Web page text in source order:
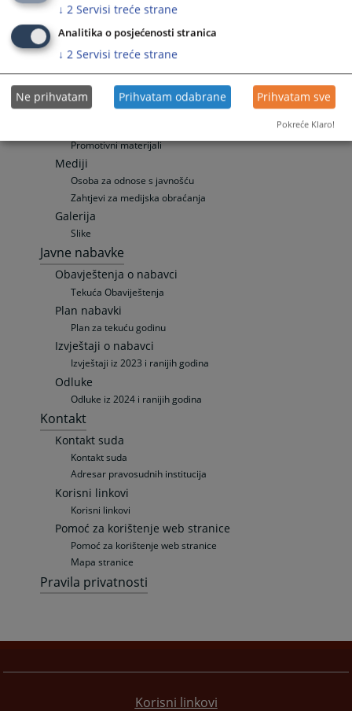
Odnosi s javnošću
Vijesti
Aktuelnosti
Saopštenja za javnost
Sudske Odluke
Publikacije
Promotivni materijali
Mediji
Osoba za odnose s javnošću
Zahtjevi za medijska obraćanja
Galerija
Slike
Javne nabavke
Obavještenja o nabavci
Tekuća Obaviještenja
Plan nabavki
Plan za tekuću godinu
Izvještaji o nabavci
Izvještaji iz 2023 i ranijih godina
Odluke
Odluke iz 2024 i ranijih godina
Kontakt
Kontakt suda
Kontakt suda
Adresar pravosudnih institucija
Korisni linkovi
Korisni linkovi
Pomoć za korištenje web stranice
Pomoć za korištenje web stranice
Mapa stranice
Pravila privatnosti
Korisni linkovi
↓ 2 Servisi treće strane
Analitika o posjećenosti stranica
↓ 2 Servisi treće strane
Ne prihvatam Prihvatam odabrane Prihvatam sve
Pokreće Klaro!